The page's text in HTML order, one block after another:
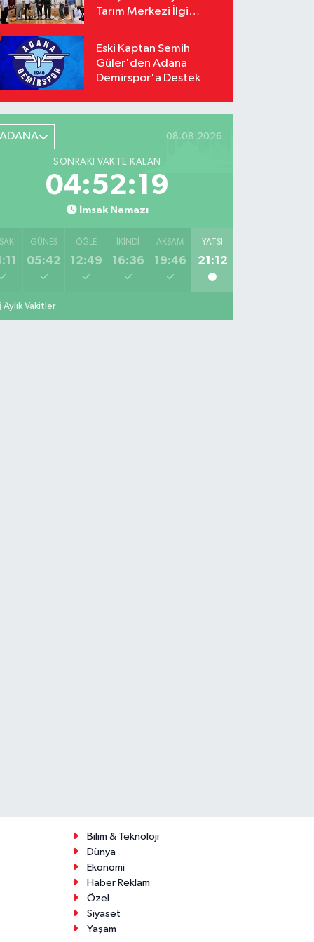
Tarım Merkezi İlgi
Eski Kaptan Semih
Güler'den Adana
Demirspor'a Destek
ADANA 08.08.2026
SONRAKI VAKTE KALAN
04:52:18
İmsak Namazı
GÜNEŞ
05:42
ÖĞLE
12:49
İKINDI
16:36
AKŞAM
19:46
YATSI
21:12
Aylık Vakitler
Bilim & Teknoloji
Dünya
Ekonomi
Haber Reklam
Özel
Siyaset
Yaşam